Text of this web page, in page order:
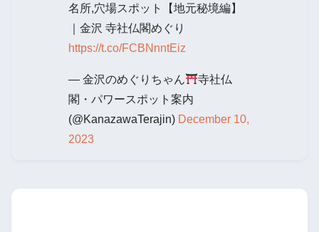
名所,穴場スポット【地元秘境編】
｜金沢 寺社仏閣めぐり
https://t.co/FCBNnntEiz
— 金沢のめぐりちゃん
寺社仏
閣・パワースポット案内
(@KanazawaTerajin) December 10,
2023